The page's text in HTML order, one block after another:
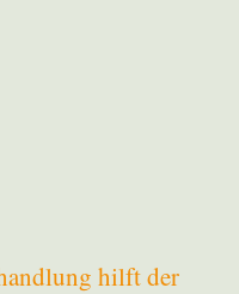
hilft der